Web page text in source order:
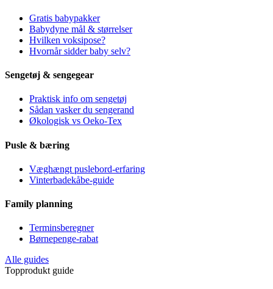
Gratis babypakker
Babydyne mål & størrelser
Hvilken voksipose?
Hvornår sidder baby selv?
Sengetøj & sengegear
Praktisk info om sengetøj
Sådan vasker du sengerand
Økologisk vs Oeko-Tex
Pusle & bæring
Væghængt puslebord-erfaring
Vinterbadekåbe-guide
Family planning
Terminsberegner
Børnepenge-rabat
Alle guides
Topprodukt guide